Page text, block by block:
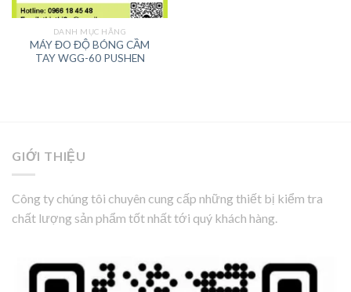
DANH MỤC HÃNG
MÁY ĐO ĐỘ BÓNG CẦM
TAY WGG-60 PUSHEN
GIỚI THIỆU
Công ty chúng tôi chuyên cung cấp những thiết bị kiểm tra
chất lượng sản phẩm tốt nhất tới quý khách hàng.